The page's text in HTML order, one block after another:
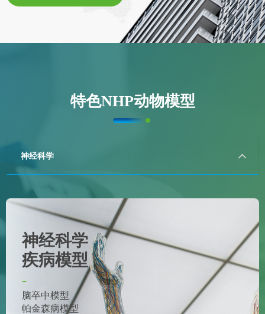
特色NHP动物模型
神经科学
神经科学
疾病模型
-
脑卒中模型
帕金森病模型